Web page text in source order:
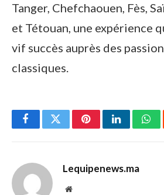
Tanger, Chefchaouen, Fès,
et Tétouan, une expérience
vif succès auprès des
classiques.
FacebookTwitterPinterestLinkedIn
Lequipenews.ma
Website